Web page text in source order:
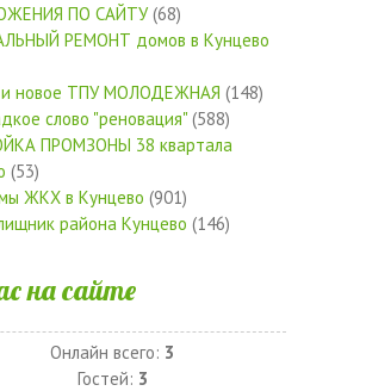
ПО САЙТУ(68)
РЕМОНТ домов в Кунцево
новое ТПУ МОЛОДЕЖНАЯ (148)
слово "реновация"(588)
ПРОМЗОНЫ 38 квартала
(53)
ЖКХ в Кунцево (901)
района Кунцево (146)
на сайте
Онлайн всего: 3
Гостей: 3